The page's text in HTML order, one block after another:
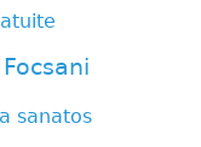
Focsani
sanatos